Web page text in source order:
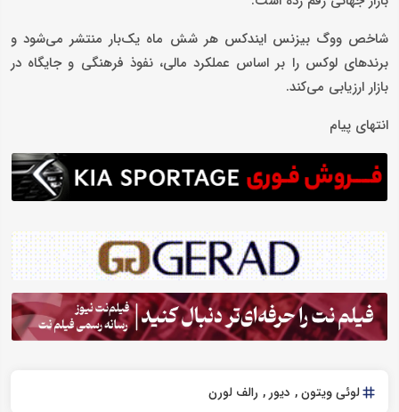
شاخص ووگ بیزنس ایندکس هر شش ماه یک‌بار منتشر می‌شود و
برندهای لوکس را بر اساس عملکرد مالی، نفوذ فرهنگی و جایگاه در
بازار ارزیابی می‌کند.
انتهای پیام
لوئی ویتون دیور رالف لورن